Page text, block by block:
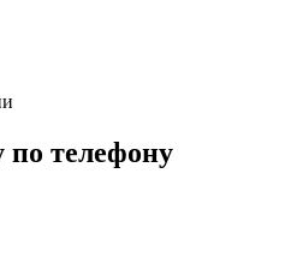
по телефону